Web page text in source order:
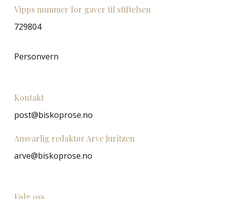
Vipps nummer for gaver til stiftelsen
729804
Personvern
Kontakt
post@biskoprose.no
Ansvarlig redaktør Arve Juritzen
arve@biskoprose.no
Følg oss